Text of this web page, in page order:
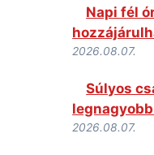
Napi fél
2026.08.07.
Súlyos
2026.08.07.